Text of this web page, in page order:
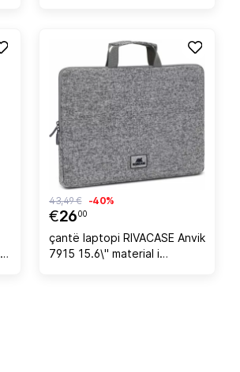
€2600
43,49 € -40%
çantë laptopi RIVACASE Anvik
7915 15.6\" material i